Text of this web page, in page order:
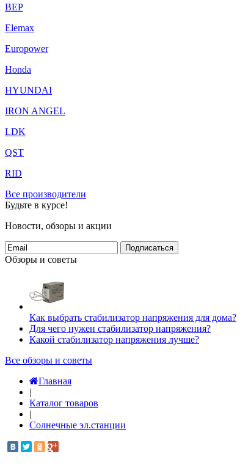
BEP
Elemax
Europower
Honda
HYUNDAI
IRON ANGEL
LDK
QST
RID
Все производители
Будьте в курсе!
Новости, обзоры и акции
Подписаться
Обзоры и советы
Как выбрать стабилизатор напряжения для дома?
Для чего нужен стабилизатор напряжения?
Какой стабилизатор напряжения лучше?
Все обзоры и советы
Главная
|
Каталог товаров
|
Солнечные эл.станции